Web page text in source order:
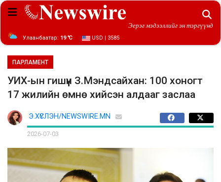
Эерэг мэдээллийг эн тэргүүнд
Улаанбаатар: 19 ℃ USD | 3585
ПАРЛАМЕНТ
УИХ-ын гишүүн З.Мэндсайхан: 100 хоногт
17 жилийн өмнө хийсэн алдааг заслаа
Э.ХҮСЛЭН/NEWSWIRE.MN
2026-07-03